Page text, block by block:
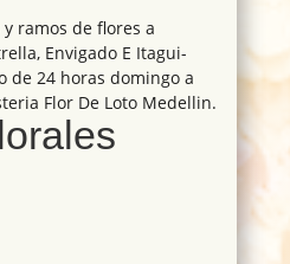
ramos de flores a
Envigado E Itagui-
de 24 horas domingo a
Flor De Loto Medellin.